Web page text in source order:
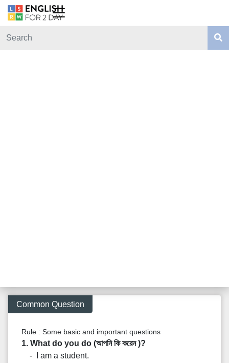
Common Question
Rule : Some basic and important questions
1. What do you do (আপনি কি করেন )?
- I am a student.